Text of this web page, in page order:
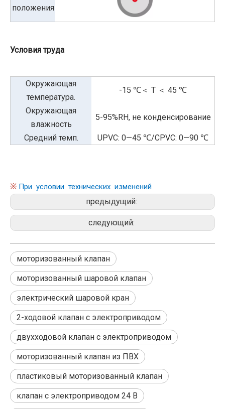
положения
Условия труда
Окружающая
температура.
-15 ℃＜ T ＜ 45 ℃
Окружающая
влажность
5-95%RH, не конденсирование
Средний темп. UPVC: 0—45 ℃/CPVC: 0—90 ℃
※ При условии технических изменений
предыдущий:
следующий:
моторизованный клапан
моторизованный шаровой клапан
электрический шаровой кран
2-ходовой клапан с электроприводом
двухходовой клапан с электроприводом
моторизованный клапан из ПВХ
пластиковый моторизованный клапан
клапан с электроприводом 24 В